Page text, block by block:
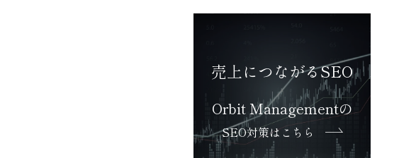
売上につながるSEO
Orbit Managementの
SEO対策はこちら